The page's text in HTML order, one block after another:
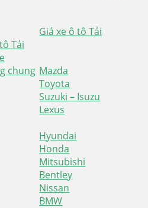
Giá xe ô tô Tải
Tải
chung Mazda
Toyota
Suzuki – Isuzu
Lexus
Hyundai
Honda
Mitsubishi
Bentley
Nissan
BMW